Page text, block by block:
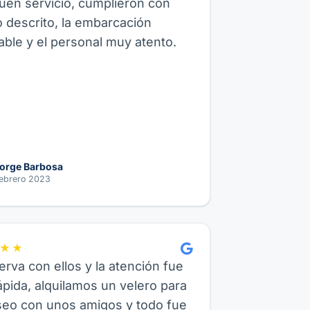
servicio, cumplieron con
descrito, la embarcación
y el personal muy atento.
Barbosa
2023
con ellos y la atención fue
alquilamos un velero para
con unos amigos y todo fue